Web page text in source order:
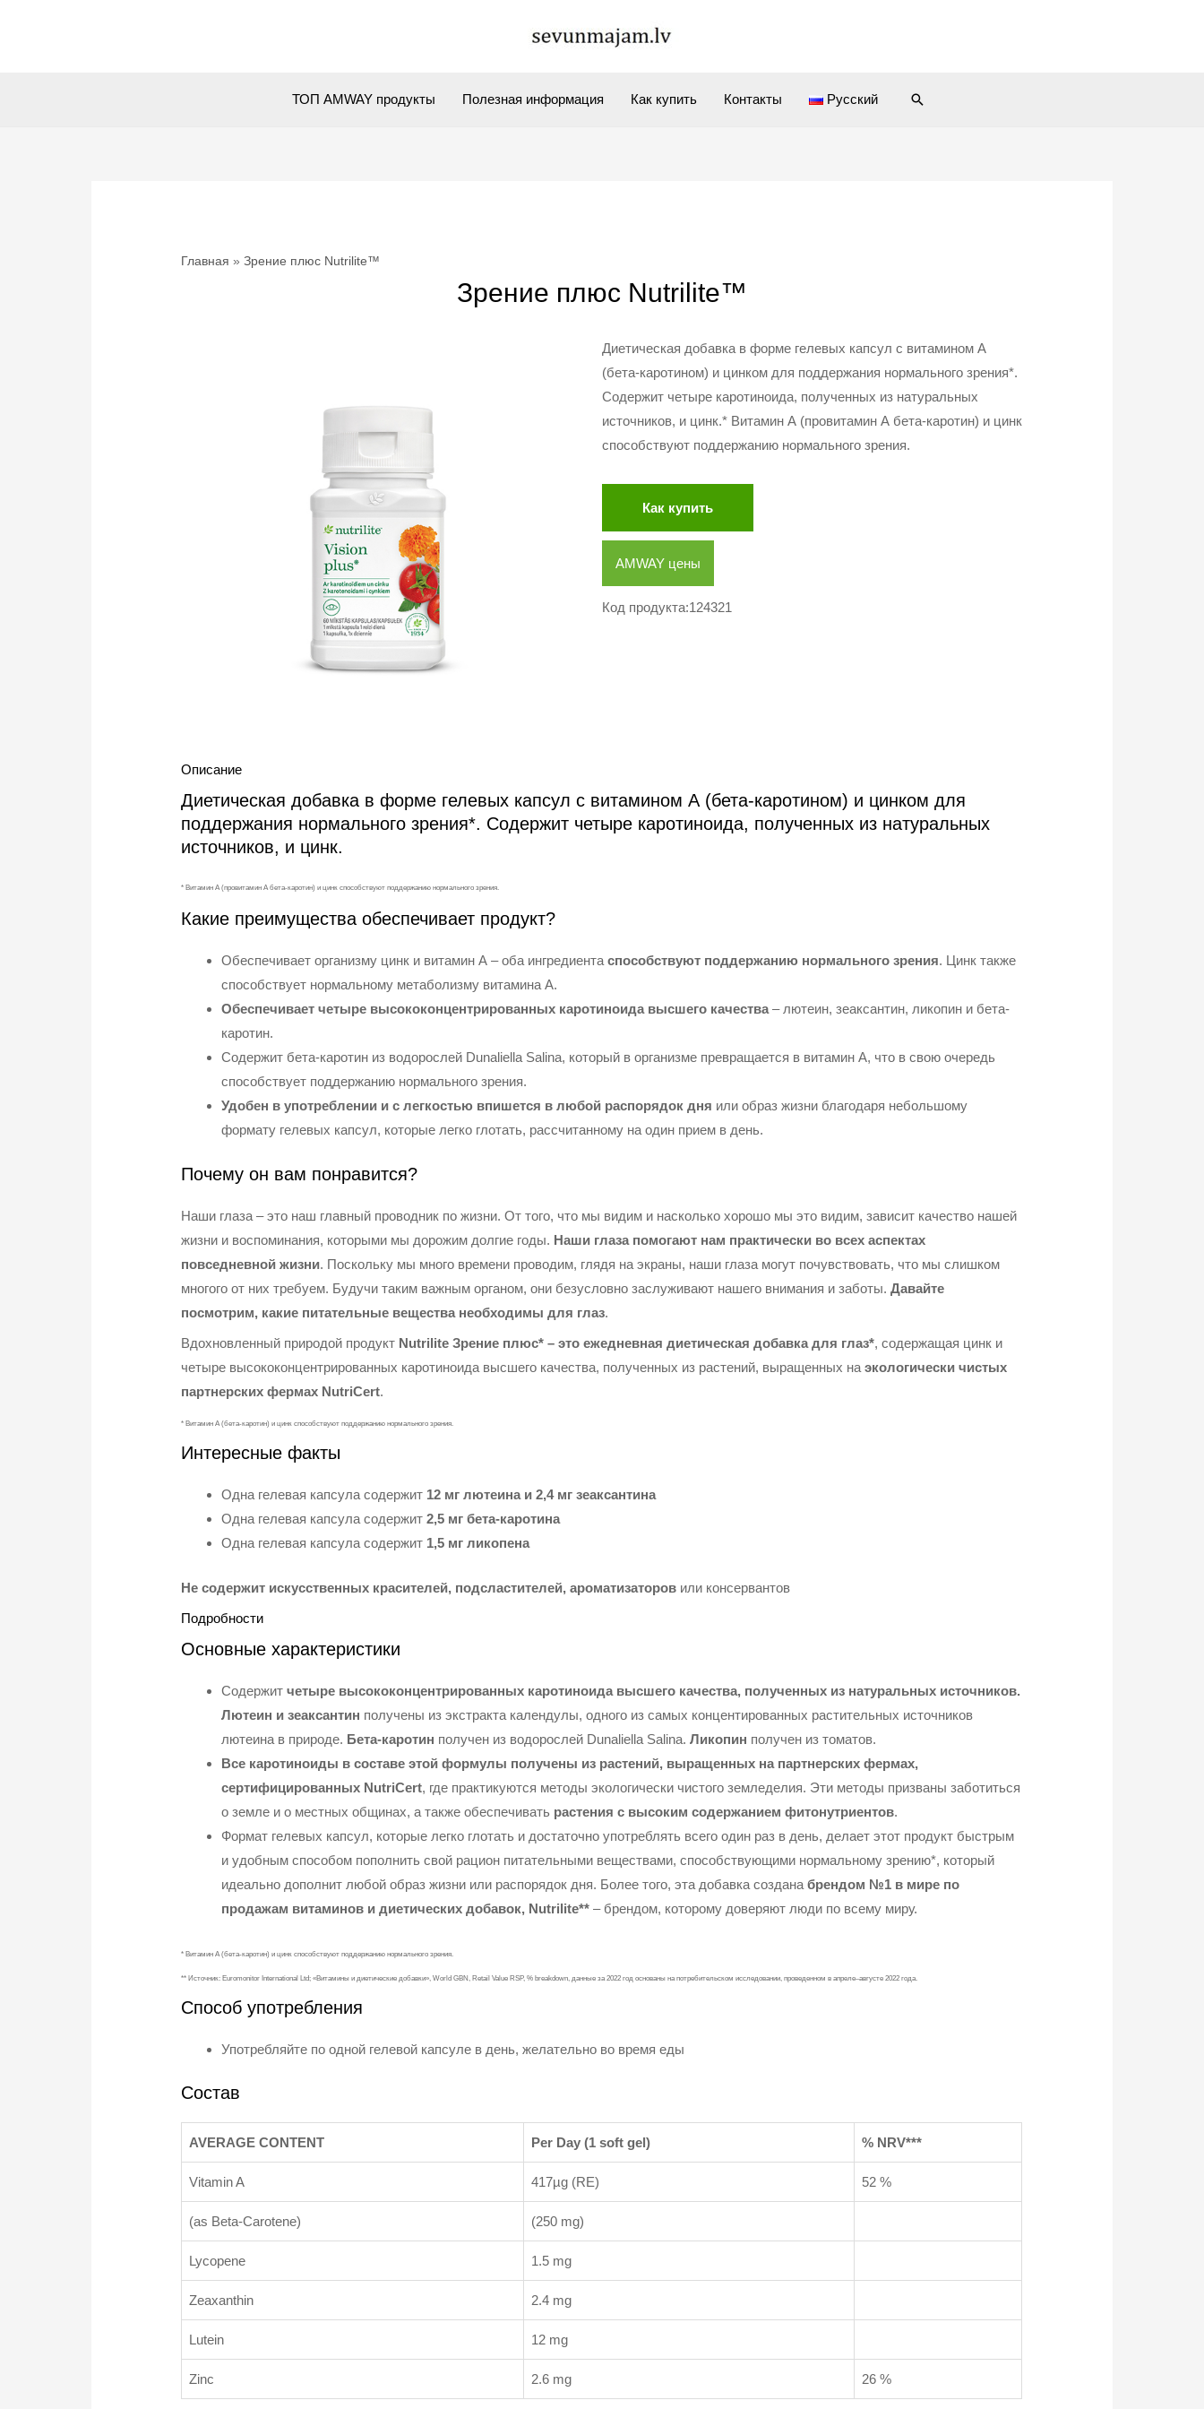
ТОП AMWAY продукты Полезная информация Как купить Контакты Русский Поиск
Главная Зрение плюс Nutrilite™
Зрение плюс Nutrilite™
Диетическая добавка в форме гелевых капсул с витамином А
(бета-каротином) и цинком для поддержания нормального зрения*.
Содержит четыре каротиноида, полученных из натуральных
источников, и цинк.* Витамин А (провитамин А бета-каротин) и цинк
способствуют поддержанию нормального зрения.
Как купить
AMWAY цены
Код продукта:124321
Описание
Диетическая добавка в форме гелевых капсул с витамином А (бета-каротином) и цинком для
поддержания нормального зрения*. Содержит четыре каротиноида, полученных из натуральных
источников, и цинк.
* Витамин А (провитамин А бета-каротин) и цинк способствуют поддержанию нормального зрения.
Какие преимущества обеспечивает продукт?
Обеспечивает организму цинк и витамин А – оба ингредиентаспособствуют поддержанию нормального зрения. Цинк также
способствует нормальному метаболизму витамина А.
Обеспечивает четыре высококонцентрированных каротиноида высшего качества – лютеин, зеаксантин, ликопин и бета-
каротин.
Содержит бета-каротин из водорослей Dunaliella Salina, который в организме превращается в витамин А, что в свою очередь
способствует поддержанию нормального зрения.
Удобен в употреблении и с легкостью впишется в любой распорядок дня или образ жизни благодаря небольшому
формату гелевых капсул, которые легко глотать, рассчитанному на один прием в день.
Почему он вам понравится?
Наши глаза – это наш главный проводник по жизни. От того, что мы видим и насколько хорошо мы это видим, зависит качество нашей
жизни и воспоминания, которыми мы дорожим долгие годы. Наши глаза помогают нам практически во всех аспектах
повседневной жизни. Поскольку мы много времени проводим, глядя на экраны, наши глаза могут почувствовать, что мы слишком
многого от них требуем. Будучи таким важным органом, они безусловно заслуживают нашего внимания и заботы.Давайте
посмотрим, какие питательные вещества необходимы для глаз.
Вдохновленный природой продукт Nutrilite Зрение плюс* – это ежедневная диетическая добавка для глаз*, содержащая цинк и
четыре высококонцентрированных каротиноида высшего качества, полученных из растений, выращенных наэкологически чистых
партнерских фермах NutriCert.
* Витамин А (бета-каротин) и цинк способствуют поддержанию нормального зрения.
Интересные факты
Одна гелевая капсула содержит 12 мг лютеина и 2,4 мг зеаксантина
Одна гелевая капсула содержит2,5 мг бета-каротина
Одна гелевая капсула содержит 1,5 мг ликопена
Не содержит искусственных красителей, подсластителей, ароматизаторов или консервантов
Подробности
Основные характеристики
Содержитчетыре высококонцентрированных каротиноида высшего качества, полученных из натуральных источников.
Лютеин и зеаксантин получены из экстракта календулы, одного из самых концентированных растительных источников
лютеина в природе. Бета-каротин получен из водорослей Dunaliella Salina.Ликопин получен из томатов.
Все каротиноиды в составе этой формулы получены из растений, выращенных на партнерских фермах,
сертифицированных NutriCert, где практикуются методы экологически чистого земледелия. Эти методы призваны заботиться
о земле и о местных общинах, а также обеспечивать растения с высоким содержанием фитонутриентов.
Формат гелевых капсул, которые легко глотать и достаточно употреблять всего один раз в день, делает этот продукт быстрым
и удобным способом пополнить свой рацион питательными веществами, способствующими нормальному зрению*, который
идеально дополнит любой образ жизни или распорядок дня. Более того, эта добавка созданабрендом №1 в мире по
продажам витаминов и диетических добавок, Nutrilite** – брендом, которому доверяют люди по всему миру.
* Витамин А (бета-каротин) и цинк способствуют поддержанию нормального зрения.
** Источник: Euromonitor International Ltd; «Витамины и диетические добавки», World GBN, Retail Value RSP, % breakdown, данные за 2022 год основаны на потребительском исследовании, проведенном в апреле–августе 2022 года.
Способ употребления
Употребляйте по одной гелевой капсуле в день, желательно во время еды
Состав
AVERAGE CONTENT Per Day (1 soft gel) % NRV***
Vitamin A 417µg (RE) 52 %
(as Beta-Carotene) (250 mg)
Lycopene 1.5 mg
Zeaxanthin 2.4 mg
Lutein 12 mg
Zinc 2.6 mg 26 %